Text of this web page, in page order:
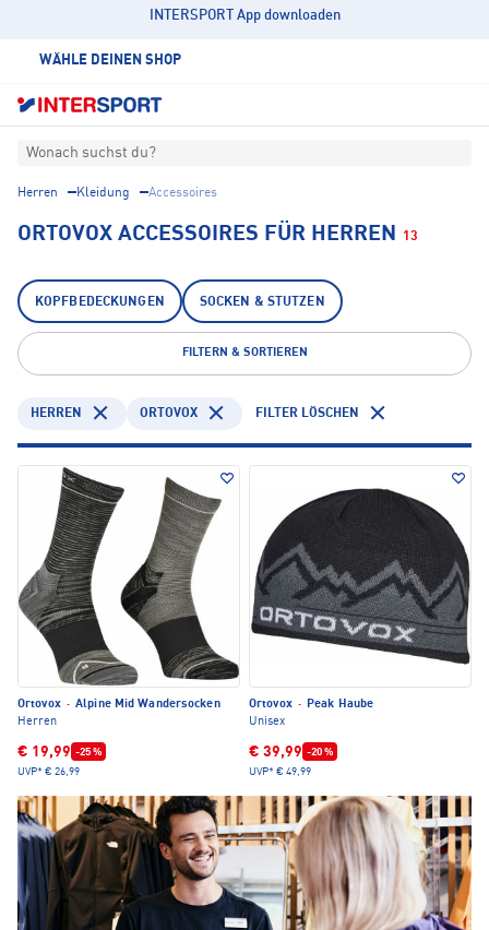
INTERSPORT App downloaden
WÄHLE DEINEN SHOP
Wonach suchst du?
Herren Kleidung Accessoires
ORTOVOX ACCESSOIRES FÜR HERREN 13
KOPFBEDECKUNGEN SOCKEN & STUTZEN
FILTERN & SORTIEREN
HERREN ORTOVOX FILTER LÖSCHEN
Ortovox · Alpine Mid Wandersocken
Herren
€ 19,99 -25 %
UVP* € 26,99
Ortovox ·
Peak Haube
Unisex
€ 39,99 -20 %
UVP* € 49,99